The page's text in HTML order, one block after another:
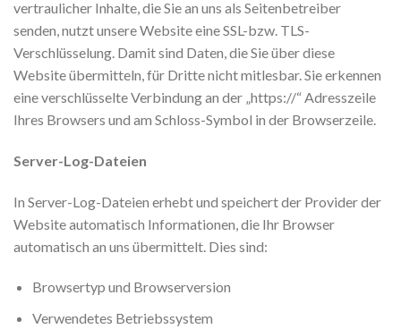
vertraulicher Inhalte, die Sie an uns als Seitenbetreiber
senden, nutzt unsere Website eine SSL-bzw. TLS-
Verschlüsselung. Damit sind Daten, die Sie über diese
Website übermitteln, für Dritte nicht mitlesbar. Sie erkennen
eine verschlüsselte Verbindung an der „https://“ Adresszeile
Ihres Browsers und am Schloss-Symbol in der Browserzeile.
Server-Log-Dateien
In Server-Log-Dateien erhebt und speichert der Provider der
Website automatisch Informationen, die Ihr Browser
automatisch an uns übermittelt. Dies sind:
Browsertyp und Browserversion
Verwendetes Betriebssystem